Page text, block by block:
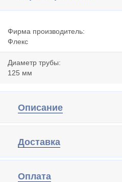
Фирма производитель:
Флекс
Диаметр трубы:
125 мм
Описание
Доставка
Оплата